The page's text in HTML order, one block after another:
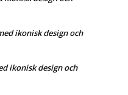
ikonisk design och
ikonisk design och